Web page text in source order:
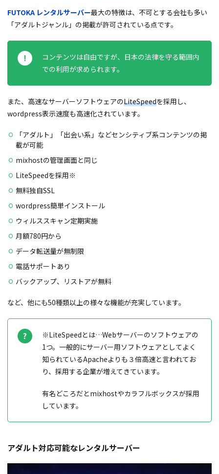
FUTOKA レンタルサーバー最大の特徴は、不可とする会社も多い
「アダルトジャンル」の掲載が許可されている点です。
コンテンツは自由ですが、日本の法律を守る範囲内
での利用が求められます。
また、高速なサーバーソフトウェアのLiteSpeedを採用し、
wordpress表示速度も高速化されています。
「アダルト」「出会い系」などセンシティブ系コンテンツの掲
載が可能
mixhostの管理画面と同じ
LiteSpeedを採用※
無料独自SSL
wordpress簡単インストール
ウィルススキャン定期実施
月額780円から
データ転送量が無制限
電話サポートあり
バックアップ、リストアが無料
など、他にも50種類以上の様々な機能が充実しています。
※LiteSpeedとは…Webサーバーのソフトウェアの
1つ。一般的にサーバー用ソフトウェアとしてよく
知られているApacheよりも３倍高速と言われてお
り、採用する企業が増えてきています。
有名どころだとmixhostやカラフルボックスが採用
しています。
アダルト対応可能なレンタルサーバー